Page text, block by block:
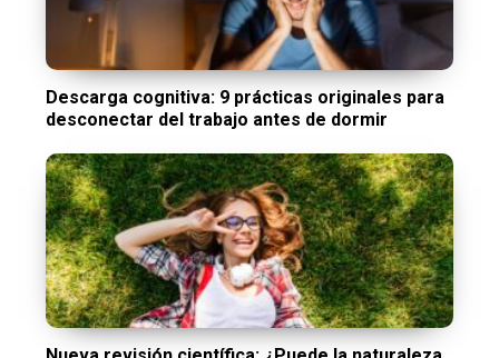
Descarga cognitiva: 9 prácticas originales para
desconectar del trabajo antes de dormir